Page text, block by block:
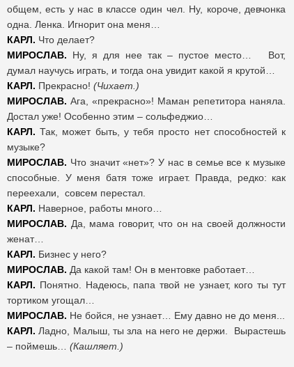
общем, есть у нас в классе один чел. Ну, короче, девчонка
одна. Ленка. Игнорит она меня…
КАРЛ. Что делает?
МИРОСЛАВ. Ну, я для нее так – пустое место… Вот,
думал научусь играть, и тогда она увидит какой я крутой…
КАРЛ. Прекрасно! (Чихает.)
МИРОСЛАВ. Ага, «прекрасно»! Маман репетитора наняла.
Достал уже! Особенно этим – сольфеджио…
КАРЛ. Так, может быть, у тебя просто нет способностей к
музыке?
МИРОСЛАВ. Что значит «нет»? У нас в семье все к музыке
способные. У меня батя тоже играет. Правда, редко: как
переехали, совсем перестал.
КАРЛ. Наверное, работы много…
МИРОСЛАВ. Да, мама говорит, что он на своей должности
женат…
КАРЛ. Бизнес у него?
МИРОСЛАВ. Да какой там! Он в ментовке работает…
КАРЛ. Понятно. Надеюсь, папа твой не узнает, кого ты тут
тортиком угощал…
МИРОСЛАВ. Не бойся, не узнает… Ему давно не до меня...
КАРЛ. Ладно, Малыш, ты зла на него не держи. Вырастешь
– поймешь… (Кашляет.)